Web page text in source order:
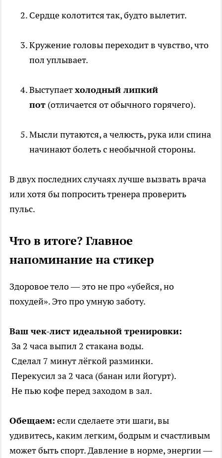
Сердце колотится так, будто вылетит.
Кружение головы переходит в чувство, что
пол уплывает.
Выступаетхолодный липкий
пот (отличается от обычного горячего).
Мысли путаются, а челюсть, рука или спина
начинают болеть с необычной стороны.
В двух последних случаях лучше вызвать врача
или хотя бы попросить тренера проверить
пульс.
Что в итоге? Главное
напоминание на стикер
Здоровое тело — это не про «убейся, но
похудей». Это про умную заботу.
Ваш чек-лист идеальной тренировки:
За 2 часа выпил 2 стакана воды.
Сделал 7 минут лёгкой разминки.
Перекусил за 2 часа (банан или йогурт).
Не пью кофе перед заходом в зал.
Обещаем: если сделаете эти шаги, вы
удивитесь, каким легким, бодрым и счастливым
может быть спорт. Давление в норме, энергии —